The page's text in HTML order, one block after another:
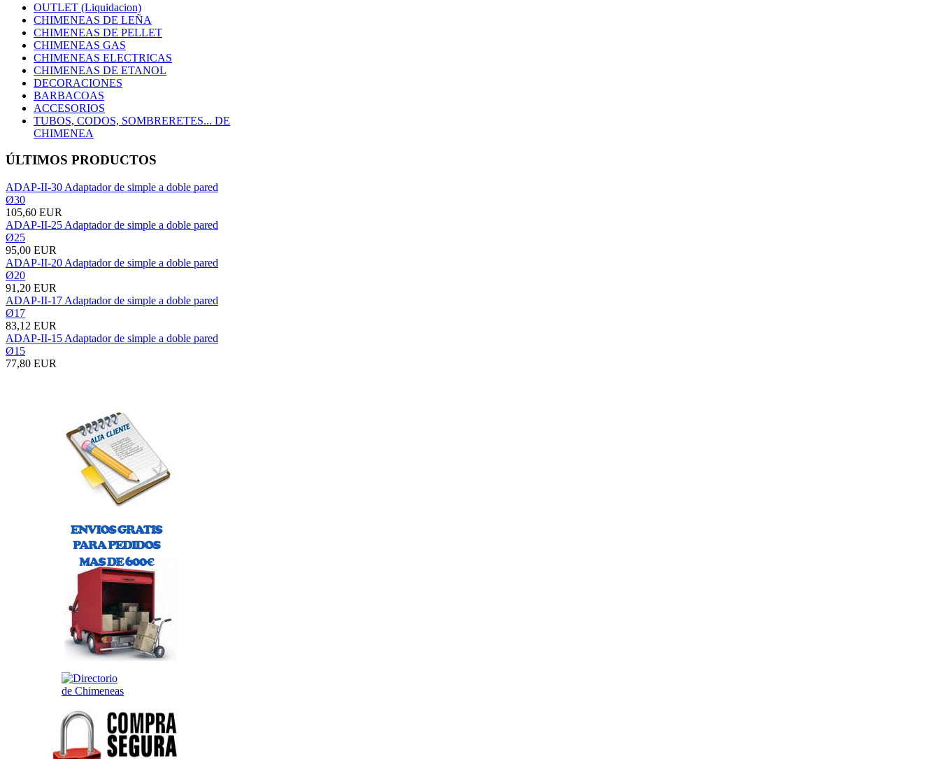
OUTLET (Liquidacion)
CHIMENEAS DE LEÑA
CHIMENEAS DE PELLET
CHIMENEAS GAS
CHIMENEAS ELECTRICAS
CHIMENEAS DE ETANOL
DECORACIONES
BARBACOAS
ACCESORIOS
TUBOS, CODOS, SOMBRERETES... DE
CHIMENEA
ÚLTIMOS PRODUCTOS
ADAP-II-30 Adaptador de simple a doble pared
Ø30
105,60 EUR
ADAP-II-25 Adaptador de simple a doble pared
Ø25
95,00 EUR
ADAP-II-20 Adaptador de simple a doble pared
Ø20
91,20 EUR
ADAP-II-17 Adaptador de simple a doble pared
Ø17
83,12 EUR
ADAP-II-15 Adaptador de simple a doble pared
Ø15
77,80 EUR